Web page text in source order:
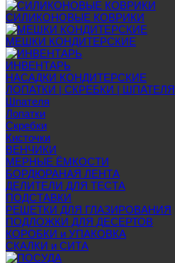
СИЛИКОНОВЫЕ КОВРИКИ
МЕШКИ КОНДИТЕРСКИЕ
ИНВЕНТАРЬ
НАСАДКИ КОНДИТЕРСКИЕ
ЛОПАТКИ | СКРЕБКИ | ШПАТЕЛЯ
Шпателя
Лопатки
Скребки
Кисточки
ВЕНЧИКИ
МЕРНЫЕ ЁМКОСТИ
БОРДЮРАНАЯ ЛЕНТА
ДЕЛИТЕЛИ ДЛЯ ТЕСТА
ПОДСТАВКИ
РЕШЕТКИ ДЛЯ ГЛАЗИРОВАНИЯ
ПОДЛОЖКИ ДЛЯ ДЕСЕРТОВ
КОРОБКИ и УПАКОВКА
СКАЛКИ и СИТА